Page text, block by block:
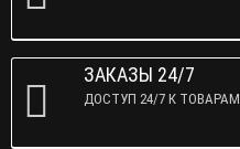
ЗАКАЗЫ 24/7
ДОСТУП 24/7 К ТОВАРАМ